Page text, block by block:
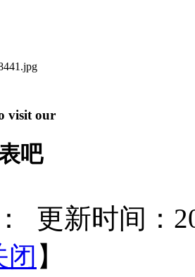
visit our
吧
更新时间：
闭 】